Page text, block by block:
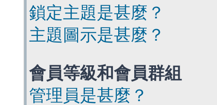
鎖定主題是甚麼？
主題圖示是甚麼？
會員等級和會員群組
管理員是甚麼？